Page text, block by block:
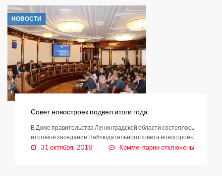
НОВОСТИ
Совет новостроек подвел итоги года
В Доме правительства Ленинградской области состоялось
итоговое заседание Наблюдательного совета новостроек.
31 октября, 2018 Комментариикотключены